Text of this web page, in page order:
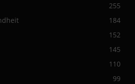
255
184
152
145
110
99